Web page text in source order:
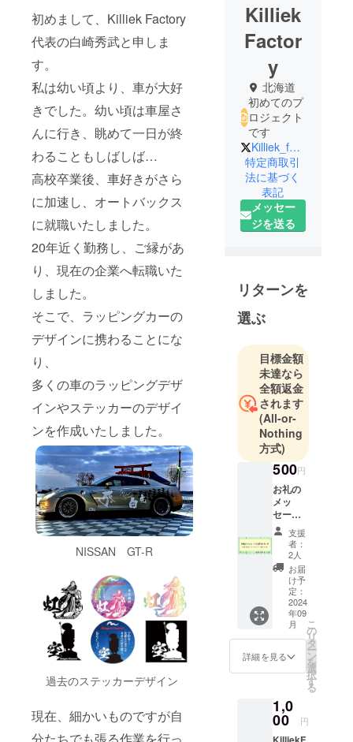
初めまして、Killiek Factory
代表の白崎秀武と申しま
す。
私は幼い頃より、車が大好
きでした。幼い頃は車屋さ
んに行き、眺めて一日が終
わることもしばしば…
高校卒業後、車好きがさら
に加速し、オートバックス
に就職いたしました。
20年近く勤務し、ご縁があ
り、現在の企業へ転職いた
しました。
そこで、ラッピングカーの
デザインに携わることにな
り、
多くの車のラッピングデザ
インやステッカーのデザイ
ンを作成いたしました。
NISSAN GT-R
過去のステッカーデザイン
現在、細かいものですが自
Killiek
Factor
y
北海道
初めてのプ
ロジェクト
です
Killiek_factory
特定商取引
法に基づく
表記
メッセー
ジを送る
リターンを
選ぶ
目標金額
未達なら
全額返金
されます
(All-or-
Nothing
方式)
500円
お礼の
メッ
セージ
とポス
トカー
ドを送
りま
す。
支援
者：
2人
お届
け予
定：
2024
年09
月
詳細を見る
こ
の
リ
タ
ー
ン
を
選
択
す
る
1,0
00 円